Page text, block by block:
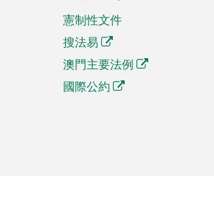
憲制性文件
搜法易
澳門主要法例
國際公約